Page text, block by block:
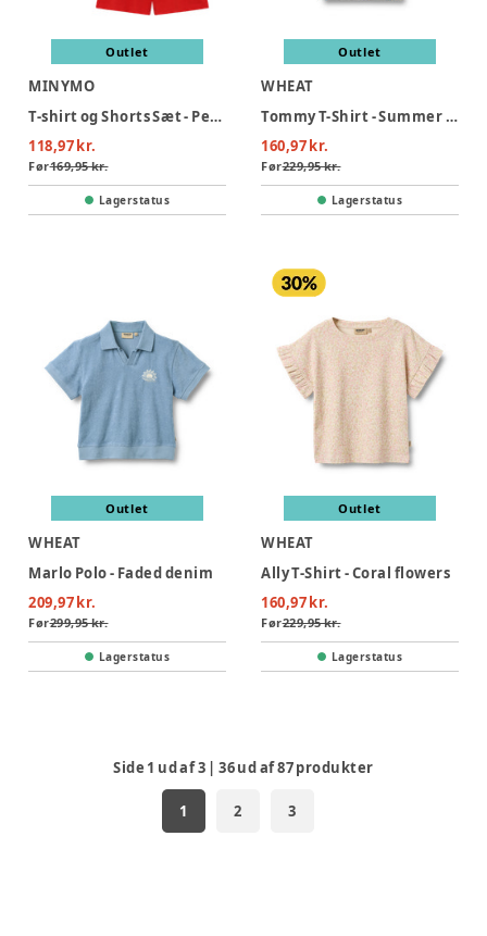
Outlet
MINYMO
T-shirt og Shorts Sæt - Peach Blush
118,97 kr.
Før169,95 kr.
Lagerstatus
Outlet
WHEAT
Tommy T-Shirt - Summer island
160,97 kr.
Før229,95 kr.
Lagerstatus
Outlet
WHEAT
Marlo Polo - Faded denim
209,97 kr.
Før299,95 kr.
Lagerstatus
Outlet
WHEAT
Ally T-Shirt - Coral flowers
160,97 kr.
Før229,95 kr.
Lagerstatus
Side 1 ud af3 |36ud af87produkter
1 2 3